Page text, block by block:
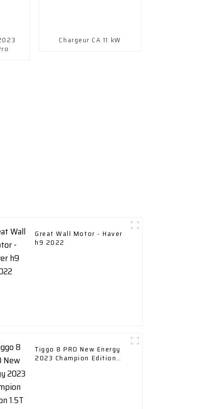
Chargeur CA 11 kW
Great Wall Motor - Haver
h9 2022
Tiggo 8 PRO New Energy
2023 Champion Edition